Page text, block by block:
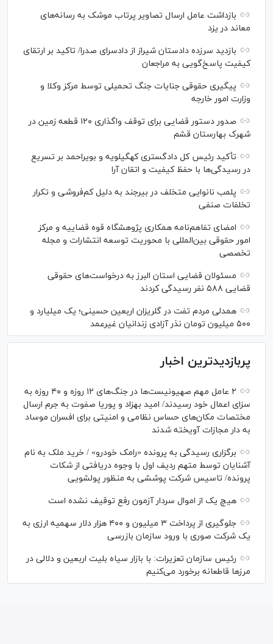
بازداشت عامل ارسال تصاویر پرتاب موشک به رسانه‌های
معاند در یزد
بازدید سرزده دادستان شیراز از دادسرای صدرا/ تاکید بر ارتقای
کیفیت پاسخ‌گویی به مراجعان
پیگیری حقوقی جنایات جنگ تحمیلی توسط مرکز وکلا و
وزارت امور خارجه
صدور دستور قضایی برای توقف واگذاری ۱۲۰ قطعه زمین در
شهرک بهارستان قشم
تأکید رئیس کل دادگستری کهگیلویه و بویراحمد بر تسریع
در رسیدگی‌ها با حفظ کیفیت و اتقان آرا
پلمب نانوایی متخلف در بیرجند به دلیل کم‌فروشی و تکرار
تخلفات صنفی
امضای تفاهم‌نامه همکاری پژوهشگاه قوه قضاییه و مرکز
امور حقوقی بین‌المللی با محوریت توسعه انتشارات و مجله
تخصصی
مسئولان قضایی استان البرز به درخواست‌های حقوقی
قضایی ۵۸۸ نفر رسیدگی کردند
همدلی مردم تفت در گلریزان اربعین حسینی؛ یک میلیارد و
۵۰۰ میلیون تومان نذر آزادی زندانیان غیرعمد
پربازدیدترین اخبار
۲ عامل مهم صهیونیست‌ها در جنگ‌های ۱۲ روزه و ۴۰ روزه به
سزای اعمال خود رسیدند/ امید بهزاد و پوریا صفوت به جرم ارسال
مختصات مکان‌های حساس نظامی و امنیتی برای افسران موساد
به دار مجازات آویخته شدند
برگزاری رسیدگی به پرونده «رامک خودرو» / خرید ملک به نام
آشنایان توسط متهم ردیف اول با وجوه دریافتی از شکات
پرونده/ تاسیس شرکت پوششی به منظور پولشویی
هیچ یک از اموال سردار آزمون رفع توقیف نشده است
جلوگیری از پرداخت ۳ میلیون و ۴۰۰ هزار دلار سهمیه ارزی به
یک شرکت صوری با ورود سازمان بازرسی
رئیس سازمان تعزیرات: با بازار سیاه بلیت اربعین و دلالی در
مرز‌ها قاطعانه برخورد می‌کنیم